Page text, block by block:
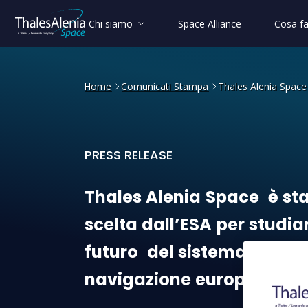
Chi siamo Space Alliance Cosa
Home Comunicati Stampa Thales Alenia
PRESS RELEASE
Thales Alenia Space è
ThalesAlenia Space è
scelta dall’ESA per
futuro del sistema
navigazione europeo